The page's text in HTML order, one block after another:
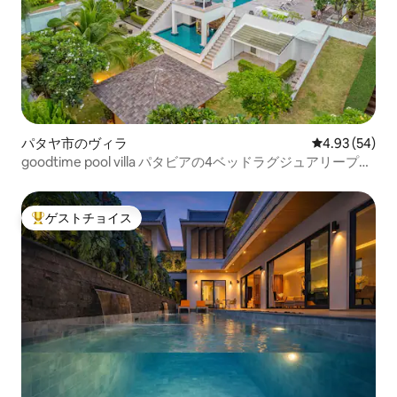
パタヤ市のヴィラ レビュー54
4.93 (54)
goodtime pool villa パタビアの4ベッドラグジュアリープー
大好評のゲストチョイスです。
ゲストチョイス